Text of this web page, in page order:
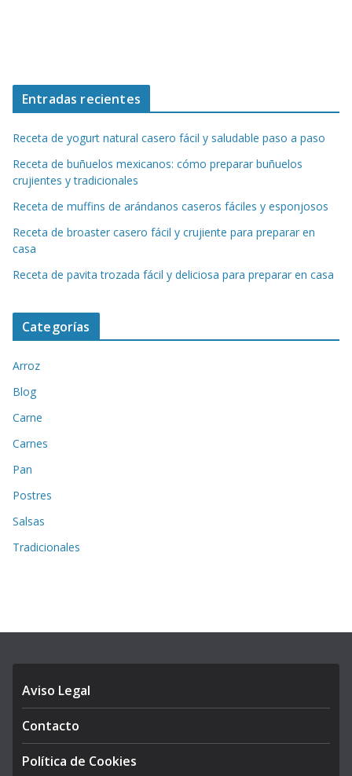
Entradas recientes
Receta de yogurt natural casero fácil y saludable paso a paso
Receta de buñuelos mexicanos: cómo preparar buñuelos
crujientes y tradicionales
Receta de muffins de arándanos caseros fáciles y esponjosos
Receta de broaster casero fácil y crujiente para preparar en
casa
Receta de pavita trozada fácil y deliciosa para preparar en casa
Categorías
Arroz
Blog
Carne
Carnes
Pan
Postres
Salsas
Tradicionales
Aviso Legal
Contacto
Política de Cookies